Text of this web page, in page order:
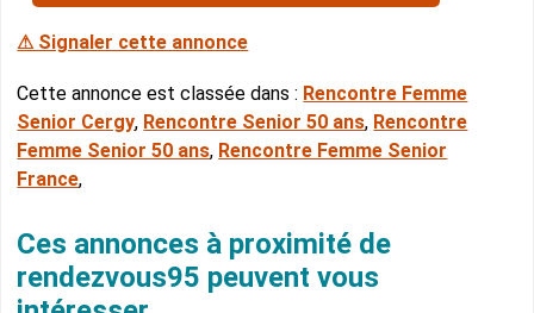
⚠ Signaler cette annonce
Cette annonce est classée dans : Rencontre Femme
Senior Cergy, Rencontre Senior 50 ans, Rencontre
Femme Senior 50 ans, Rencontre Femme Senior
France,
Ces annonces à proximité de
rendezvous95 peuvent vous